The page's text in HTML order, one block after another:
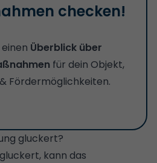
checken!
Überblick über
für dein Objekt,
Fördermöglichkeiten.
gluckert?
kann das